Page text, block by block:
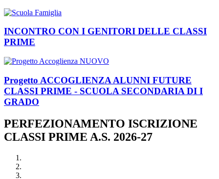
INCONTRO CON I GENITORI DELLE CLASSI
PRIME
Progetto ACCOGLIENZA ALUNNI FUTURE
CLASSI PRIME - SCUOLA SECONDARIA DI I
GRADO
PERFEZIONAMENTO ISCRIZIONE
CLASSI PRIME A.S. 2026-27